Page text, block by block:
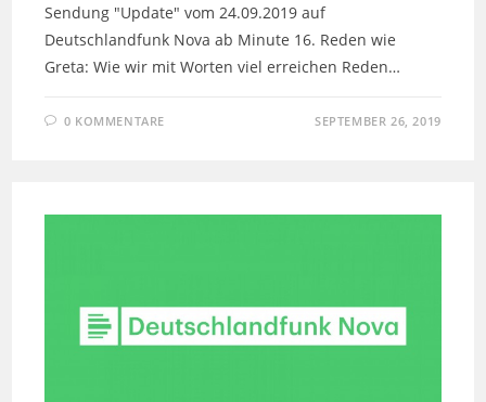
Sendung "Update" vom 24.09.2019 auf
Deutschlandfunk Nova ab Minute 16. Reden wie
Greta: Wie wir mit Worten viel erreichen Reden…
0 KOMMENTARE SEPTEMBER 26, 2019